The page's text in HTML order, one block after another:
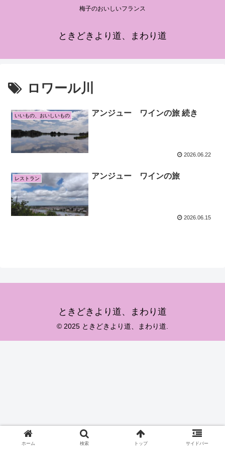
梅子のおいしいフランス
ときどきより道、まわり道
ロワール川
いいもの、おいしいもの アンジュー ワインの旅 続き
2026.06.22
レストラン アンジュー ワインの旅
2026.06.15
ときどきより道、まわり道
© 2025 ときどきより道、まわり道.
ホーム 検索 トップ サイドバー